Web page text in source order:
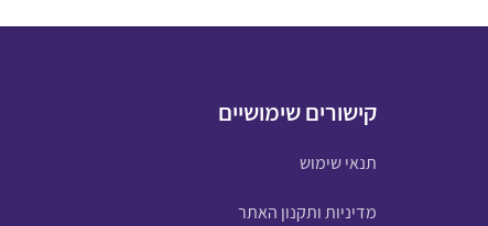
קישורים שימושיים
תנאי שימוש
מדיניות ותקנון האתר